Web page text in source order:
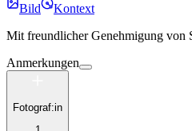
Bild
Kontext
Mit freundlicher Genehmigung von
Anmerkungen
Fotograf:in